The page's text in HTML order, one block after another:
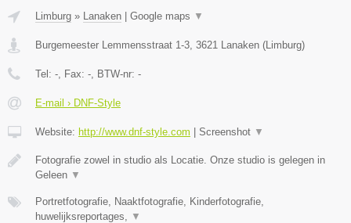
Limburg » Lanaken Google maps ▼
Burgemeester Lemmensstraat 1-3 3621 Lanaken ( Limburg)
Tel: - , Fax: - , BTW-nr: -
E-mail › DNF-Style
Website: http://www.dnf-style.com Screenshot ▼
Fotografie zowel in studio als Locatie. Onze studio is gelegen in
Geleen ▼
Portretfotografie, Naaktfotografie, Kinderfotografie,
huwelijksreportages,
▼